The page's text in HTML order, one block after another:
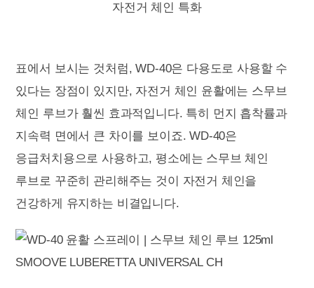
자전거 체인 특화
표에서 보시는 것처럼, WD-40은 다용도로 사용할 수
있다는 장점이 있지만, 자전거 체인 윤활에는 스무브
체인 루브가 훨씬 효과적입니다. 특히 먼지 흡착률과
지속력 면에서 큰 차이를 보이죠. WD-40은
응급처치용으로 사용하고, 평소에는 스무브 체인
루브로 꾸준히 관리해주는 것이 자전거 체인을
건강하게 유지하는 비결입니다.